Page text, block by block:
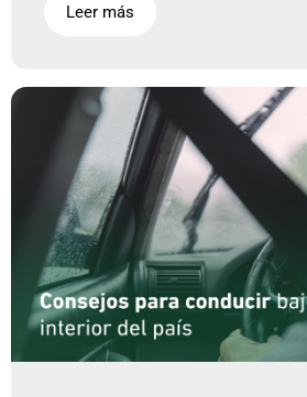
Leer más